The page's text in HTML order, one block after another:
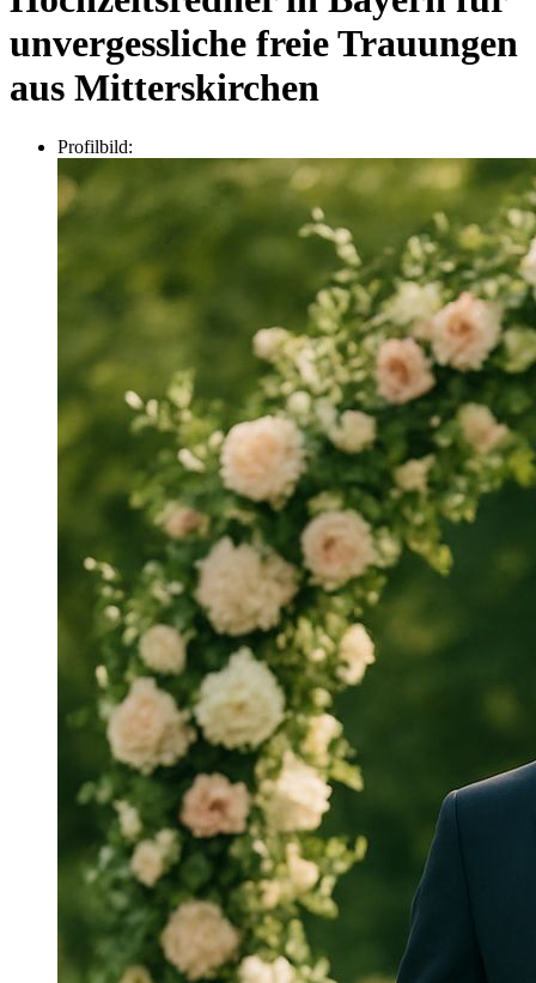
unvergessliche freie Trauungen
aus Mitterskirchen
Profilbild: